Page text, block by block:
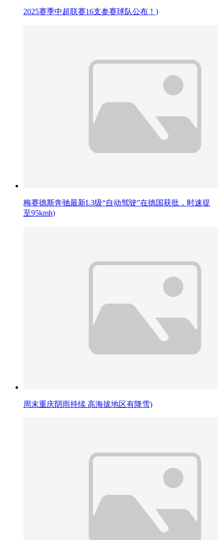
2025赛季中超联赛16支参赛球队公布！)
梅赛德斯奔驰最新L3级“自动驾驶”在德国获批，时速提
至95kmh)
周末重庆阴雨持续 高海拔地区有降雪)